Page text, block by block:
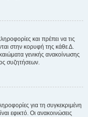
και πρέπει να τις
στην κορυφή της κάθε Δ.
γενικής ανακοίνωσης
συζητήσεων.
για τη συγκεκριμένη
εφικτό. Οι ανακοινώσεις